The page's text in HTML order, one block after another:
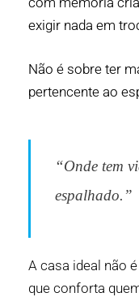
exigir nada em
Não é sobre ter
pertencente ao
“Onde tem
espalhado.”
A casa ideal não
que conforta